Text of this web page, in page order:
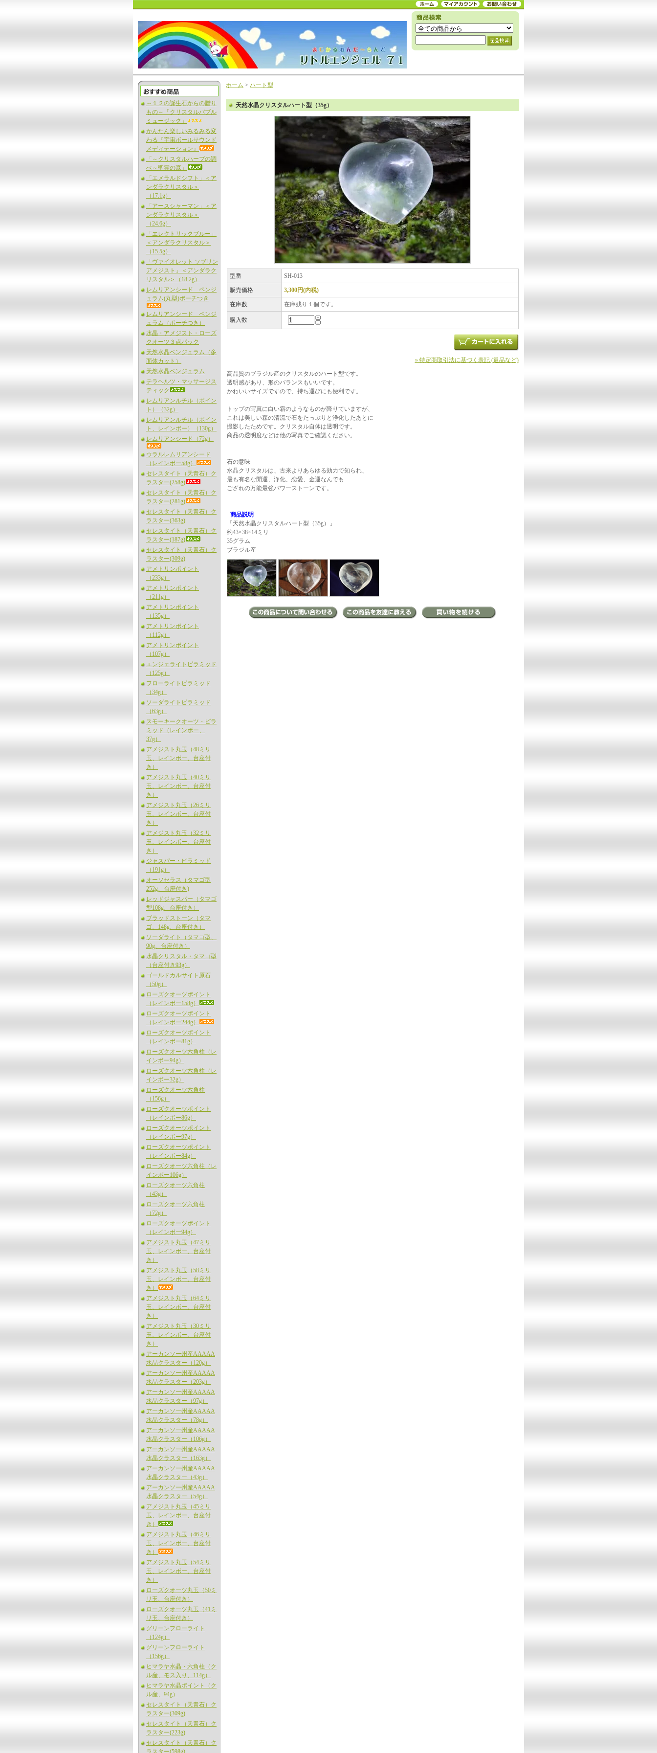
～１２の誕生石からの贈り
もの～「クリスタルバブル
ミュージック」
かんたん楽しいみるみる変
わる『宇宙ボールサウンド
メディテーション』
「～クリスタルハープの調
べ～聖霊の森」
「エメラルドシフト」＜ア
ンダラクリスタル＞
（17.1g）
「アースシャーマン」＜ア
ンダラクリスタル＞
（24.6g）
「エレクトリックブルー」
＜アンダラクリスタル＞
（15.5g）
「ヴァイオレット ソブリン
アメジスト」＜アンダラク
リスタル＞（18.2g）
レムリアンシード ペンジ
ュラム(丸型)ポーチつき
レムリアンシード ペンジ
ュラム（ポーチつき）
水晶・アメジスト・ローズ
クオーツ３点パック
天然水晶ペンジュラム（多
面体カット）
天然水晶ペンジュラム
テラヘルツ・マッサージス
ティック
レムリアンルチル（ポイン
ト）（32g）
レムリアンルチル（ポイン
ト、レインボー）（130g）
レムリアンシード（72g）
ウラルレムリアンシード
（レインボー58g）
セレスタイト（天青石）ク
ラスター(258g)
セレスタイト（天青石）ク
ラスター(281g)
セレスタイト（天青石）ク
ラスター(363g)
セレスタイト（天青石）ク
ラスター(187g)
セレスタイト（天青石）ク
ラスター(309g)
アメトリンポイント
（233g）
アメトリンポイント
（211g）
アメトリンポイント
（135g）
アメトリンポイント
（112g）
アメトリンポイント
（107g）
エンジェライトピラミッド
（125g）
フローライトピラミッド
（34g）
ソーダライトピラミッド
（63g）
スモーキークオーツ・ピラ
ミッド（レインボー、
37g）
アメジスト丸玉（48ミリ
玉、レインボー、台座付
き）
アメジスト丸玉（40ミリ
玉、レインボー、台座付
き）
アメジスト丸玉（26ミリ
玉、レインボー、台座付
き）
アメジスト丸玉（32ミリ
玉、レインボー、台座付
き）
ジャスパー・ピラミッド
（191g）
オーソセラス（タマゴ型
252g、台座付き)
レッドジャスパー（タマゴ
型108g、台座付き）
ブラッドストーン（タマ
ゴ、148g、台座付き）
ソーダライト（タマゴ型、
90g、台座付き）
水晶クリスタル・タマゴ型
（台座付き93g）
ゴールドカルサイト原石
（50g）
ローズクオーツポイント
（レインボー158g）
ローズクオーツポイント
（レインボー244g）
ローズクオーツポイント
（レインボー81g）
ローズクオーツ六角柱（レ
インボー94g）
ローズクオーツ六角柱（レ
インボー32g）
ローズクオーツ六角柱
（156g）
ローズクオーツポイント
（レインボー86g）
ローズクオーツポイント
（レインボー97g）
ローズクオーツポイント
（レインボー84g）
ローズクオーツ六角柱（レ
インボー106g）
ローズクオーツ六角柱
（43g）
ローズクオーツ六角柱
（72g）
ローズクオーツポイント
（レインボー94g）
アメジスト丸玉（47ミリ
玉、レインボー、台座付
き）
アメジスト丸玉（58ミリ
玉、レインボー、台座付
き）
アメジスト丸玉（64ミリ
玉、レインボー、台座付
き）
アメジスト丸玉（30ミリ
玉、レインボー、台座付
き）
アーカンソー州産AAAAA
水晶クラスター（120g）
アーカンソー州産AAAAA
水晶クラスター（203g）
アーカンソー州産AAAAA
水晶クラスター（97g）
アーカンソー州産AAAAA
水晶クラスター（78g）
アーカンソー州産AAAAA
水晶クラスター（106g）
アーカンソー州産AAAAA
水晶クラスター（163g）
アーカンソー州産AAAAA
水晶クラスター（43g）
アーカンソー州産AAAAA
水晶クラスター（54g）
アメジスト丸玉（45ミリ
玉、レインボー、台座付
き）
アメジスト丸玉（46ミリ
玉、レインボー、台座付
き）
アメジスト丸玉（54ミリ
玉、レインボー、台座付
き）
ローズクオーツ丸玉（50ミ
リ玉、台座付き）
ローズクオーツ丸玉（41ミ
リ玉、台座付き）
グリーンフローライト
（124g）
グリーンフローライト
（156g）
ヒマラヤ水晶・六角柱（ク
ル産、モス入り、114g）
ヒマラヤ水晶ポイント（ク
ル産、94g）
セレスタイト（天青石）ク
ラスター(309g)
セレスタイト（天青石）ク
ラスター(223g)
セレスタイト（天青石）ク
ラスター(598g)
ホーム > ハート型
天然水晶クリスタルハート型（35g）
型番 SH-013
販売価格 3,300円(内税)
在庫数 在庫残り１個です。
購入数
» 特定商取引法に基づく表記 (返品など)
高品質のブラジル産のクリスタルのハート型です。
透明感があり、形のバランスもいいです。
かわいいサイズですので、持ち運びにも便利です。
トップの写真に白い霜のようなものが降りていますが、
これは美しい森の清流で石をたっぷりと浄化したあとに
撮影したためです。クリスタル自体は透明です。
商品の透明度などは他の写真でご確認ください。
石の意味
水晶クリスタルは、古来よりあらゆる効力で知られ、
最も有名な開運、浄化、恋愛、金運なんでも
ござれの万能最強パワーストーンです。
商品説明
「天然水晶クリスタルハート型（35g）」
約43×38×14ミリ
35グラム
ブラジル産